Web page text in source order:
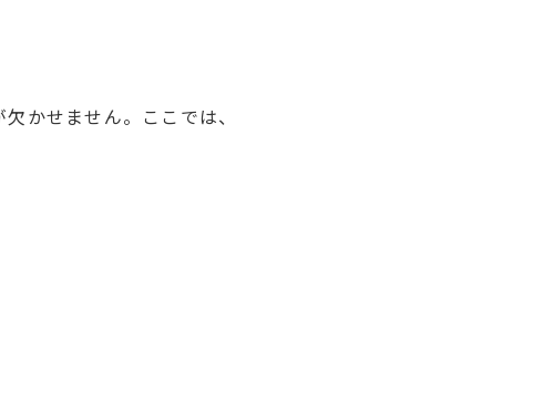
かせません。ここでは、